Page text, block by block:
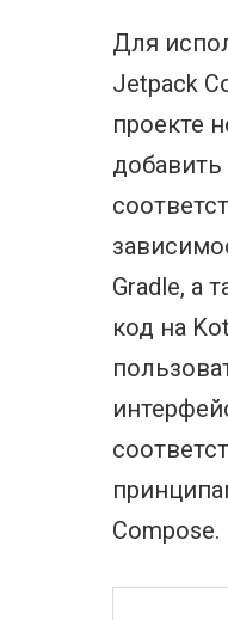
Для
Jetpack
проекте
добавить
Gradle, а
код на
Compose.